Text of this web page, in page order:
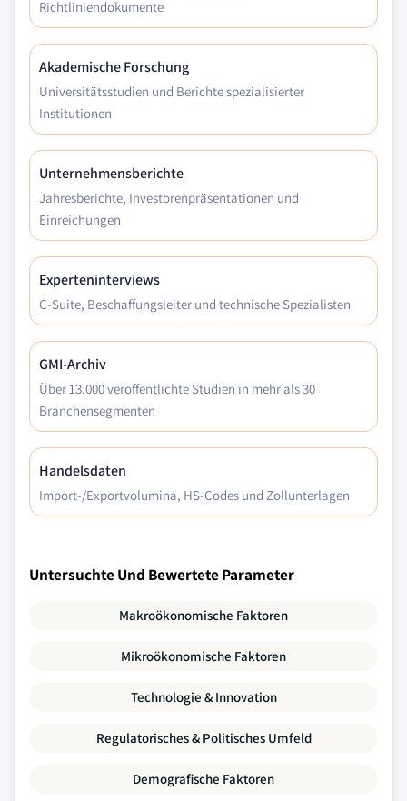
Richtliniendokumente
Akademische Forschung
Universitätsstudien und Berichte spezialisierter
Institutionen
Unternehmensberichte
Jahresberichte, Investorenpräsentationen und
Einreichungen
Experteninterviews
C-Suite, Beschaffungsleiter und technische Spezialisten
GMI-Archiv
Über 13.000 veröffentlichte Studien in mehr als 30
Branchensegmenten
Handelsdaten
Import-/Exportvolumina, HS-Codes und Zollunterlagen
Untersuchte Und Bewertete Parameter
Makroökonomische Faktoren
Mikroökonomische Faktoren
Technologie & Innovation
Regulatorisches & Politisches Umfeld
Demografische Faktoren